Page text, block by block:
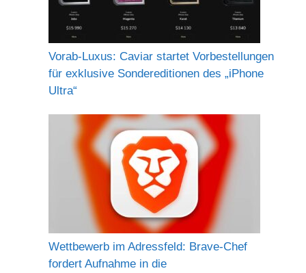
Vorab-Luxus: Caviar startet Vorbestellungen
für exklusive Sondereditionen des „iPhone
Ultra“
Wettbewerb im Adressfeld: Brave-Chef
fordert Aufnahme in die